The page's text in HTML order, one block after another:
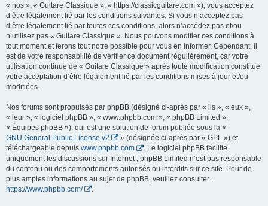
« nos », « Guitare Classique », « https://classicguitare.com »), vous acceptez
d’être légalement lié par les conditions suivantes. Si vous n’acceptez pas
d’être légalement lié par toutes ces conditions, alors n’accédez pas et/ou
n’utilisez pas « Guitare Classique ». Nous pouvons modifier ces conditions à
tout moment et ferons tout notre possible pour vous en informer. Cependant, il
est de votre responsabilité de vérifier ce document régulièrement, car votre
utilisation continue de « Guitare Classique » après toute modification constitue
votre acceptation d’être légalement lié par les conditions mises à jour et/ou
modifiées.
Nos forums sont propulsés par phpBB (désigné ci-après par « ils », « eux »,
« leur », « logiciel phpBB », « www.phpbb.com », « phpBB Limited »,
« Équipes phpBB »), qui est une solution de forum publiée sous la «
GNU General Public License v2
» (désignée ci-après par « GPL ») et
téléchargeable depuis www.phpbb.com
. Le logiciel phpBB facilite
uniquement les discussions sur Internet ; phpBB Limited n’est pas responsable
du contenu ou des comportements autorisés ou interdits sur ce site. Pour de
plus amples informations au sujet de phpBB, veuillez consulter :
https://www.phpbb.com/